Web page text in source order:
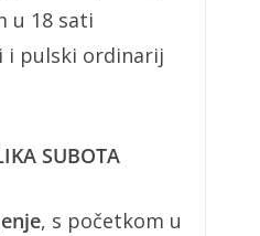
u 18 sati
i pulski ordinarij
SUBOTA
, s početkom u